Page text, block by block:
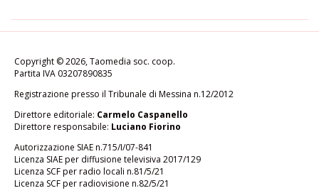
Copyright © 2026, Taomedia soc. coop.
Partita IVA 03207890835
Registrazione presso il Tribunale di Messina n.12/2012
Direttore editoriale: Carmelo Caspanello
Direttore responsabile: Luciano Fiorino
Autorizzazione SIAE n.715/I/07-841
Licenza SIAE per diffusione televisiva 2017/129
Licenza SCF per radio locali n.81/5/21
Licenza SCF per radiovisione n.82/5/21